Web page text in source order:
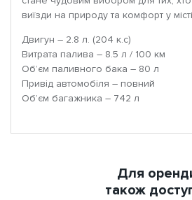
виїзди на природу та комфорт у
Двигун – 2.8 л. (204 к.с)
Витрата палива – 8.5 л / 100 км
Об’єм паливного бака – 80 л
Привід автомобіля – повний
Об’єм багажника – 742 л
Для
також